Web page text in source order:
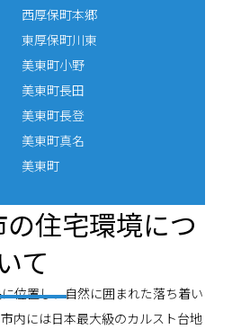
西厚保町本郷
東厚保町川東
美東町小野
美東町長田
美東町長登
美東町真名
美東町
住宅環境につ
て
位置し、自然に囲まれた落ち着い
内には日本最大級のカルスト台地